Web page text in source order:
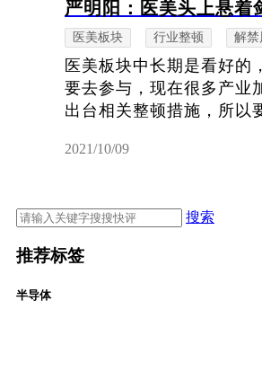
严明阳：医美头上悬着
医美板块 行业整顿 解禁
医美板块中长期是看好的
要去参与，现在很多产业
出台相关整顿措施，所以
2021/10/09
搜索
推荐标签
半导体